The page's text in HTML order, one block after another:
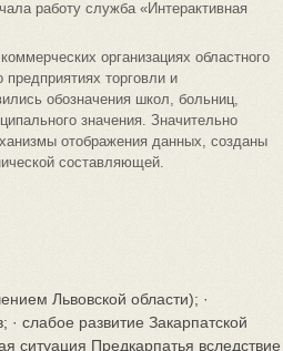
работу служба «Интерактивная
организациях областного
торговли и
обозначения школ, больниц,
значения. Значительно
отображения данных, созданы
составляющей.
Львовской области); ·
слабое развитие Закарпатской
ситуация Предкарпатья вследствие